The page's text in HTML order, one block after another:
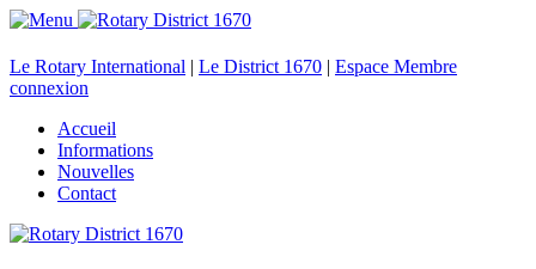
Le Rotary International | Le District 1670 | Espace Membre
connexion
Accueil
Informations
Nouvelles
Contact